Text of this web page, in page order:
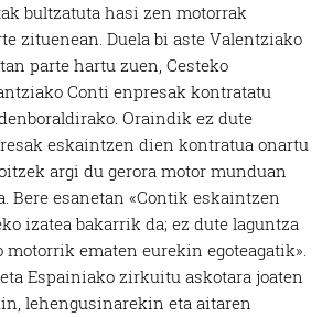
bultzatuta hasi zen motorrak
zituenean. Duela bi aste Valentziako
parte hartu zuen, Cesteko
Conti enpresak kontratatu
Oraindik ez dute
eskaintzen dien kontratua onartu
argi du gerora motor munduan
Bere esanetan «Contik eskaintzen
izatea bakarrik da; ez dute laguntza
ematen eurekin egoteagatik».
Espainiako zirkuitu askotara joaten
lehengusinarekin eta aitaren